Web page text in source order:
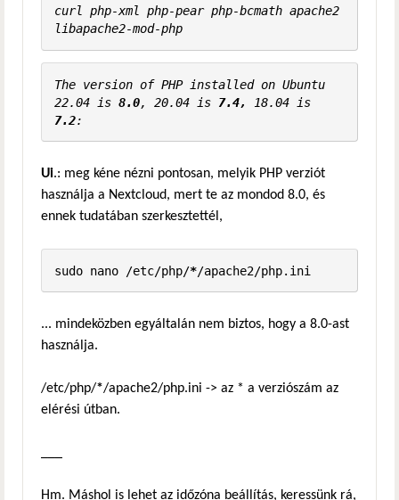
curl php-xml php-pear php-bcmath apache2
libapache2-mod-php
The version of PHP installed on Ubuntu
22.04 is 8.0, 20.04 is 7.4,
18.04 is
7.2:
Ui.: meg kéne nézni pontosan, melyik PHP verziót
használja a Nextcloud, mert te az mondod 8.0, és
ennek tudatában szerkesztettél,
sudo nano /etc/php/*/apache2/php.ini
... mindeközben egyáltalán nem biztos, hogy a 8.0-ast
használja.
/etc/php/*/apache2/php.ini -> az * a verziószám az
elérési útban.
Hm. Máshol is lehet az időzóna beállítás, keressünk rá,